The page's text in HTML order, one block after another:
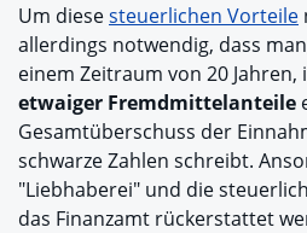
Um diesesteuerlichen Vorteile
allerdings notwendig, dass
einem Zeitraum von 20 Jahren,
etwaiger Fremdmittelanteile
Gesamtüberschuss der
schwarze Zahlen schreibt.
"Liebhaberei" und die
das Finanzamt rückerstattet